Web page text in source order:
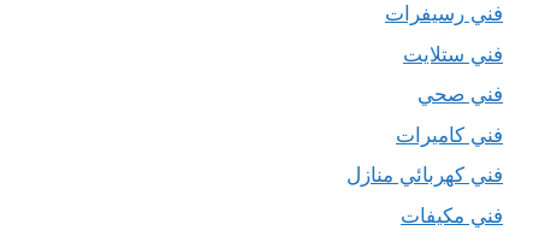
فني رسيفرات
فني ستلايت
فني صحي
فني كاميرات
فني كهربائي منازل
فني مكيفات